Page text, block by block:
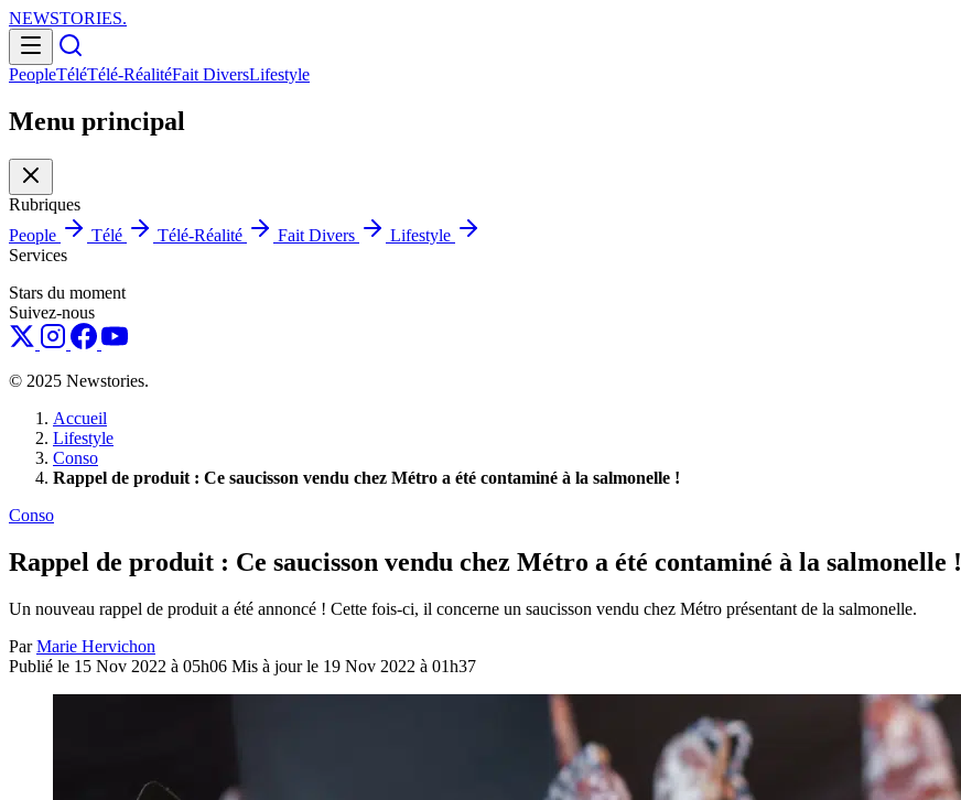
NEWSTORIES.
PeopleTéléTélé-RéalitéFait DiversLifestyle
Menu principal
Rubriques
People
Télé Télé-Réalité Fait Divers
Lifestyle
Services
Stars du moment
Suivez-nous
© 2025 Newstories.
Accueil
Lifestyle
Conso
Rappel de produit : Ce saucisson vendu chez Métro a été contaminé à la salmonelle !
Conso
Rappel de produit : Ce saucisson vendu chez Métro a été contaminé à la salmonelle !
Un nouveau rappel de produit a été annoncé ! Cette fois-ci, il concerne un saucisson vendu chez Métro présentant de la salmonelle.
ParMarie Hervichon
Publié le 15 Nov 2022 à 05h06 Mis à jour le 19 Nov 2022 à 01h37